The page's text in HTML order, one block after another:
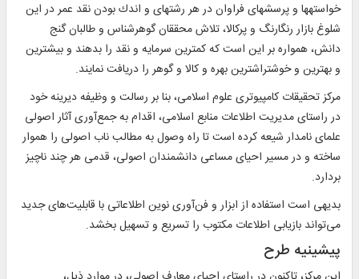
خواسته‏ها و پرسش‏هاى فراوان در هر رشته‏اى و اندك بودن نقد عمر در اين
شلوغ بازار رنگارنگ و پركالا، تلاش محققان گوهرشناس و طالبان گنج
دانش، همواره بر اين است كه كمترين سرمايه و نقد را بدهند و بيشترين
و بهترين و خوش‏تراش‏ترين بهره و كالا و گوهر را دريافت نمايند.
مرکز تحقیقات کامپیوتری علوم اسلامی، بنا بر رسالت و وظیفه دیرینه خود
در راستای مدیریت اطلاعات منابع اسلامی، اقدام به جمع‌آوری آثار اصولی
علمای نامدار شیعه کرده است تا راه وصول به مطالب ناب اصولی را هموار
ساخته و در مسیر احیای مساعی دانشمندان اصولی، قدمی هر چند ناچیز
بردارد.
بدیهی است استفاده از ابزار و فن‌آوری نوین اطلاعاتی با قابلیت‌های جدید
می‌تواند بازیابی اطلاعات مکتوب را تسریع و تسهیل بخشد.
پیشینیه طرح